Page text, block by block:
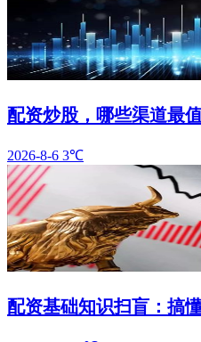
配资炒股，哪些渠道最
2026-8-6 3℃
配资基础知识扫盲：搞